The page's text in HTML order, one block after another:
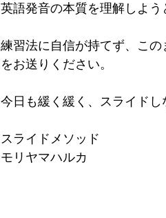
英語発音の本質を理解しよ
練習法に自信が持てず、こ
をお送りください。
今日も緩く緩く、スライド
スライドメソッド
モリヤマハルカ